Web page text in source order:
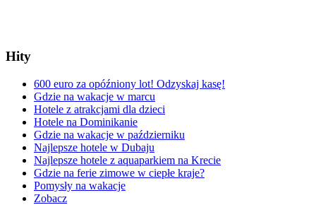
Hity
600 euro za opóźniony lot! Odzyskaj kasę!
Gdzie na wakacje w marcu
Hotele z atrakcjami dla dzieci
Hotele na Dominikanie
Gdzie na wakacje w październiku
Najlepsze hotele w Dubaju
Najlepsze hotele z aquaparkiem na Krecie
Gdzie na ferie zimowe w ciepłe kraje?
Pomysły na wakacje
Zobacz